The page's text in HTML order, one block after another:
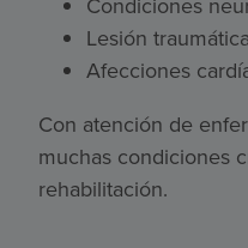
Lesión traumática
Afecciones
Con atención de
muchas condiciones
rehabilitación.